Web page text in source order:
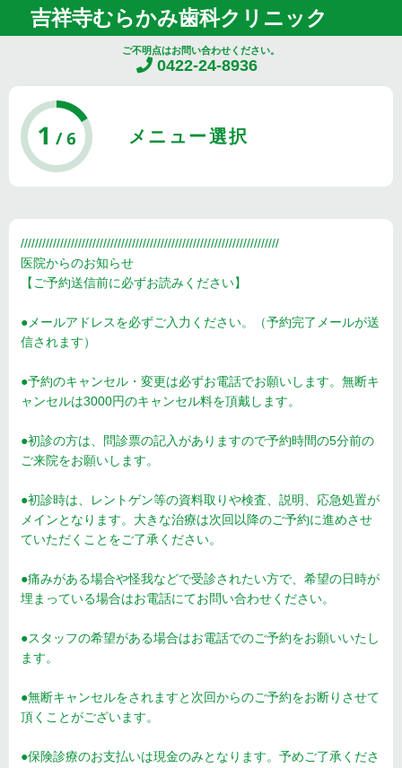
吉祥寺むらかみ歯科クリニック
ご不明点はお問い合わせください。
0422-24-8936
////////////////////////////////////////////////////////////////////////
医院からのお知らせ
【ご予約送信前に必ずお読みください】
●メールアドレスを必ずご入力ください。（予約完了メールが送
信されます）
●予約のキャンセル・変更は必ずお電話でお願いします。無断キ
ャンセルは3000円のキャンセル料を頂戴します。
●初診の方は、問診票の記入がありますので予約時間の5分前の
ご来院をお願いします。
●初診時は、レントゲン等の資料取りや検査、説明、応急処置が
メインとなります。大きな治療は次回以降のご予約に進めさせ
ていただくことをご了承ください。
●痛みがある場合や怪我などで受診されたい方で、希望の日時が
埋まっている場合はお電話にてお問い合わせください。
●スタッフの希望がある場合はお電話でのご予約をお願いいたし
ます。
●無断キャンセルをされますと次回からのご予約をお断りさせて
頂くことがございます。
●保険診療のお支払いは現金のみとなります。予めご了承くださ
メニュー選択